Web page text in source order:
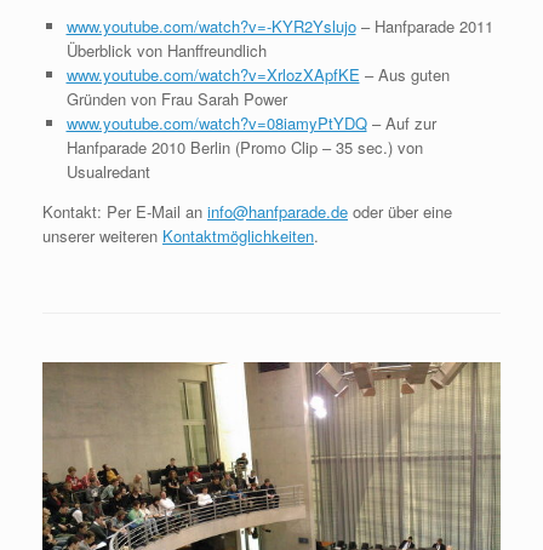
www.youtube.com/watch?v=-KYR2Yslujo– Hanfparade 2011
Überblick von Hanffreundlich
www.youtube.com/watch?v=XrlozXApfKE – Aus guten
Gründen von Frau Sarah Power
www.youtube.com/watch?v=08iamyPtYDQ– Auf zur
Hanfparade 2010 Berlin (Promo Clip – 35 sec.) von
Usualredant
Kontakt: Per E-Mail an info@hanfparade.de oder über eine
unserer weiteren Kontaktmöglichkeiten.